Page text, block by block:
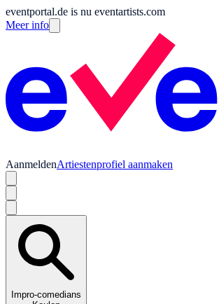
eventportal.de is nu eventartists.com
Meer info
AanmeldenArtiestenprofiel aanmaken
Impro-comedians